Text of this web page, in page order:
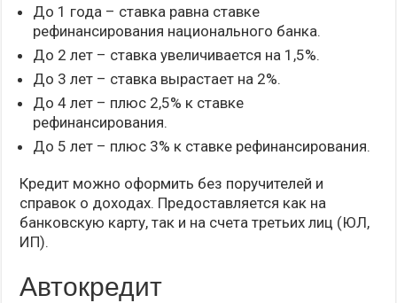
До 1 года – ставка равна ставке
рефинансирования национального банка.
До 2 лет – ставка увеличивается на 1,5%.
До 3 лет – ставка вырастает на 2%.
До 4 лет – плюс 2,5% к ставке
рефинансирования.
До 5 лет – плюс 3% к ставке рефинансирования.
Кредит можно оформить без поручителей и
справок о доходах. Предоставляется как на
банковскую карту, так и на счета третьих лиц (ЮЛ,
ИП).
Автокредит